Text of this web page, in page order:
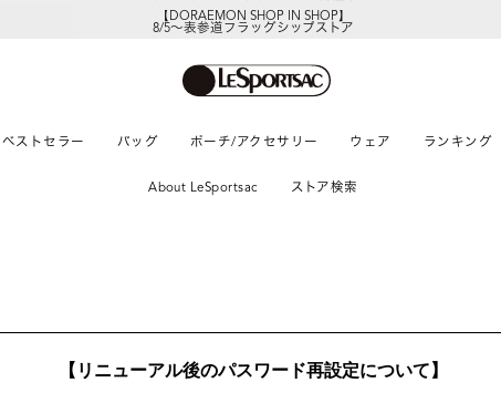
【DORAEMON SHOP IN SHOP】
8/5～表参道フラッグシップストア
ベストセラー バッグ ポーチ/アクセサリー ウェア ランキング
About LeSportsac ストア検索
【リニューアル後のパスワード再設定について】